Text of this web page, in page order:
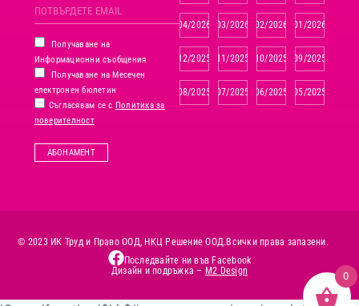
Получаване на
Информационни съобщения
Получаване на Месечен
електронен бюлетин
Съгласявам се с Политика за
поверителност
АБОНАМЕНТ
04/2026 03/2026 02/2026 01/2026
12/2025 11/2025 10/2025 09/2025
08/2025 07/2025 06/2025 05/2025
© 2023 ИК Труд и Право ООД, НКЦ Решение ООД. Всички права запазени.
Последвайте ни във Facebook
Дизайн и подръжка – M2 Design 0